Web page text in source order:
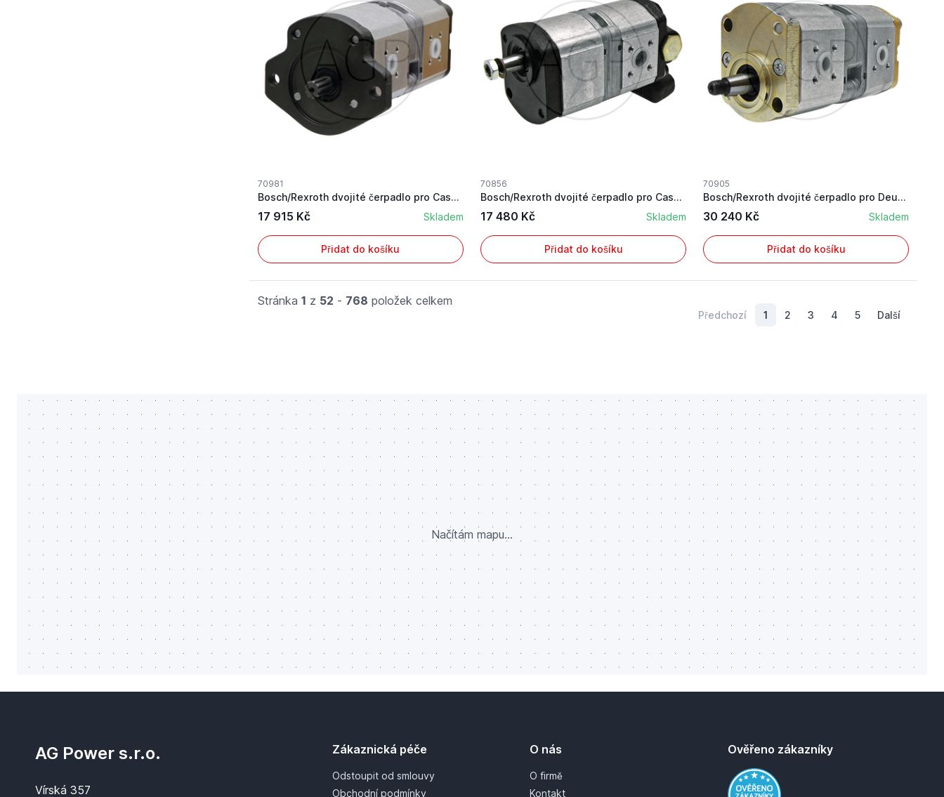
70981
Bosch/Rexroth dvojité čerpadlo pro Case IH s vý...
17 915 Kč Skladem
Přidat do košíku
70856
Bosch/Rexroth dvojité čerpadlo pro Case IH s vý...
17 480 Kč Skladem
Přidat do košíku
70905
Bosch/Rexroth dvojité čerpadlo pro Deutz-Fahr s...
30 240 Kč Skladem
Přidat do košíku
Stránka 1 z 52 - 768 položek celkem
Předchozí 1 2 3 4 5 Další
Načítám mapu...
AG Power s.r.o.
Vírská 357
Zákaznická péče
Odstoupit od smlouvy
Obchodní podmínky
O nás
O firmě
Kontakt
Ověřeno zákazníky